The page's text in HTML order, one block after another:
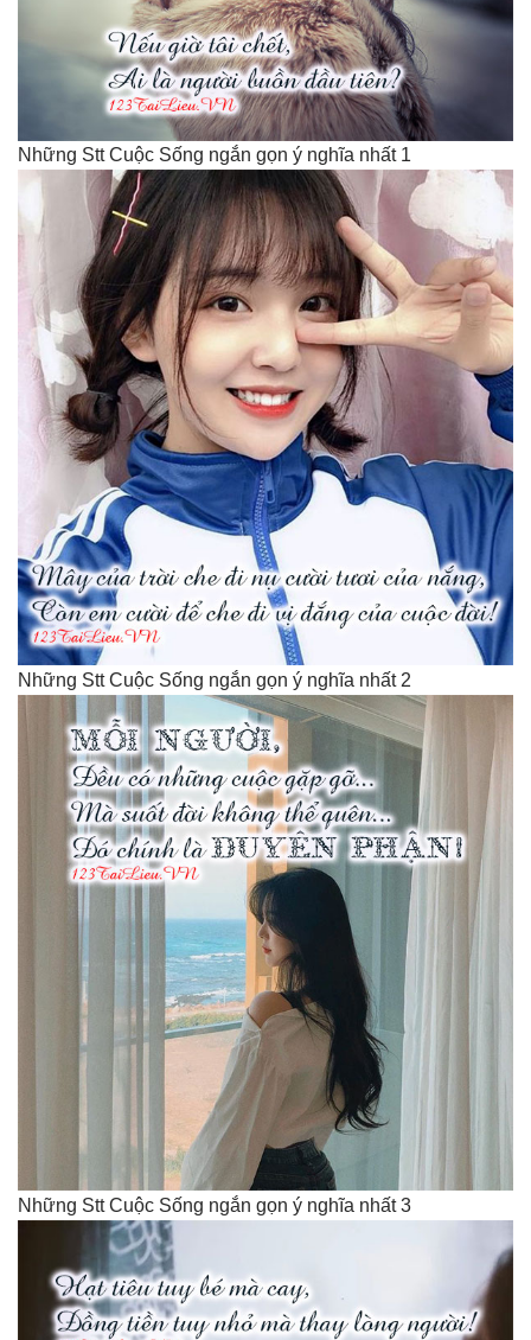
Những Stt Cuộc Sống ngắn gọn ý nghĩa nhất 1
Những Stt Cuộc Sống ngắn gọn ý nghĩa nhất 2
Những Stt Cuộc Sống ngắn gọn ý nghĩa nhất 3